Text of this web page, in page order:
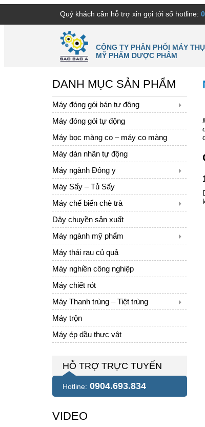
Quý khách cần hỗ trợ xin gọi tới số hotline:
CÔNG TY PHÂN PHỐI MÁY
MỸ PHẨM DƯỢC PHẨM
DANH MỤC SẢN PHẨM
Máy đóng gói bán tự động
Máy đóng gói tự động
Máy bọc màng co – máy co màng
Máy dán nhãn tự động
Máy ngành Đông y
Máy Sấy – Tủ Sấy
Máy chế biến chè trà
Dây chuyền sản xuất
Máy ngành mỹ phẩm
Máy thái rau củ quả
Máy nghiền công nghiệp
Máy chiết rót
Máy Thanh trùng – Tiệt trùng
Máy trộn
Máy ép dầu thực vật
HỖ TRỢ TRỰC TUYẾN
Hotline: 0904.693.834
VIDEO